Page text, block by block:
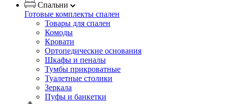
Спальни
Готовые комплекты спален
Товары для спален
Комоды
Кровати
Ортопедические основания
Шкафы и пеналы
Тумбы прикроватные
Туалетные столики
Зеркала
Пуфы и банкетки